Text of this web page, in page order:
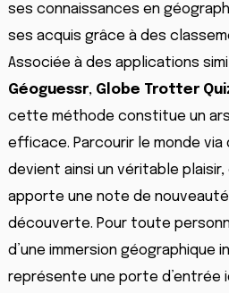
ses connaissances en
ses acquis grâce à des
Associée à des applications
Géoguessr, Globe Trotter
cette méthode constitue un
efficace. Parcourir le monde
devient ainsi un véritable
apporte une note de
découverte. Pour toute
d’une immersion géographique
représente une porte d’entrée